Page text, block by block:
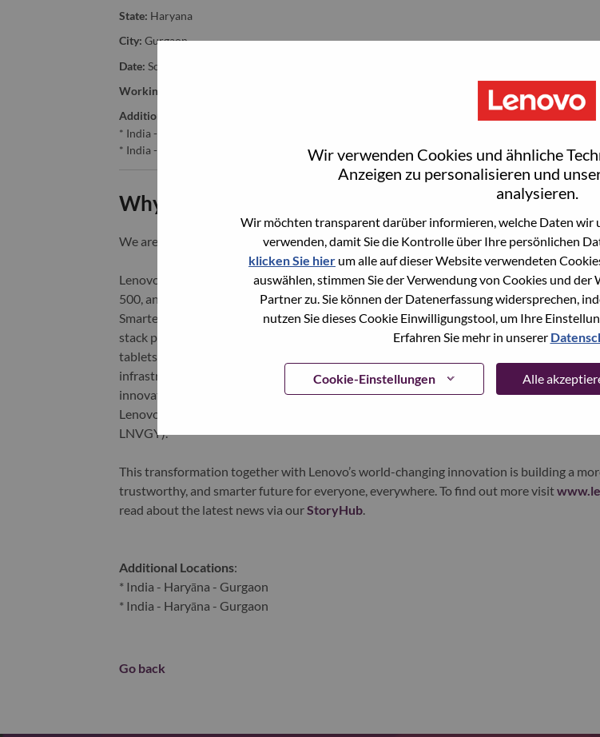
Wir verwenden Cookies und ähnliche
Anzeigen zu personalisieren und
analysieren.
Wir möchten transparent darüber informieren, welche Daten wir
verwenden, damit Sie die Kontrolle über Ihre persönlichen
klicken Sie hier um alle auf dieser Website verwendeten
auswählen, stimmen Sie der Verwendung von Cookies und
Partner zu. Sie können der Datenerfassung widersprechen,
nutzen Sie dieses Cookie Einwilligungstool, um Ihre
Erfahren Sie mehr in unserer
Cookie-Einstellungen Alle
State: Haryana
City: Gurgaon
Date: Sonntag, Mai 10, 2026
Working Time:
Additional Locations
* India - Haryāna - Gurgaon
* India - Haryāna - Gurgaon
Why Work at Lenovo
We are Lenovo. We do what we say. We own what we do. We WOW our customers.
Lenovo is a US$83 billion revenue global technology powerhouse, ranked #196 in the
500, and serving millions of customers every day in 180 markets. Focused on a bold
Smarter Technology for All, Lenovo has built on its success as the world’s largest PC
stack portfolio of AI-enabled, AI-ready, and AI-optimized devices (PCs, workstations,
tablets), infrastructure (server, storage, edge, high performance computing and software
infrastructure), software, solutions, and services. Lenovo’s continued investment in
innovation is building a more equitable, trustworthy, and smarter future for everyone,
Lenovo is listed on the Hong Kong stock exchange under Lenovo Group Limited (HKSE:
LNVGY).
This transformation together with Lenovo’s world-changing innovation is building a
trustworthy, and smarter future for everyone, everywhere. To find out more visit
read about the latest news via ourStoryHub.
Additional Locations:
* India - Haryāna - Gurgaon
* India - Haryāna - Gurgaon
Go back